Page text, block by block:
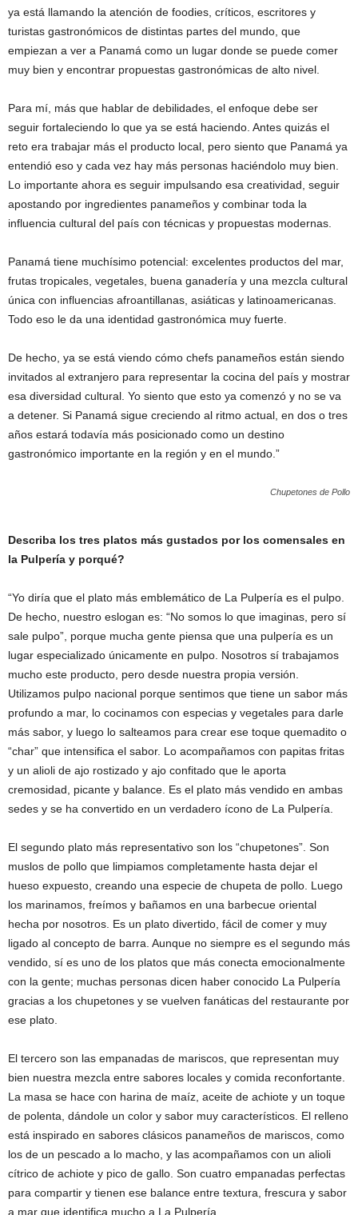
ya está llamando la atención de foodies, críticos, escritores y
turistas gastronómicos de distintas partes del mundo, que
empiezan a ver a Panamá como un lugar donde se puede comer
muy bien y encontrar propuestas gastronómicas de alto nivel.
Para mí, más que hablar de debilidades, el enfoque debe ser
seguir fortaleciendo lo que ya se está haciendo. Antes quizás el
reto era trabajar más el producto local, pero siento que Panamá ya
entendió eso y cada vez hay más personas haciéndolo muy bien.
Lo importante ahora es seguir impulsando esa creatividad, seguir
apostando por ingredientes panameños y combinar toda la
influencia cultural del país con técnicas y propuestas modernas.
Panamá tiene muchísimo potencial: excelentes productos del mar,
frutas tropicales, vegetales, buena ganadería y una mezcla cultural
única con influencias afroantillanas, asiáticas y latinoamericanas.
Todo eso le da una identidad gastronómica muy fuerte.
De hecho, ya se está viendo cómo chefs panameños están siendo
invitados al extranjero para representar la cocina del país y mostrar
esa diversidad cultural. Yo siento que esto ya comenzó y no se va
a detener. Si Panamá sigue creciendo al ritmo actual, en dos o tres
años estará todavía más posicionado como un destino
gastronómico importante en la región y en el mundo.”
Chupetones de Pollo
Describa los tres platos más gustados por los comensales en
la Pulpería y porqué?
“Yo diría que el plato más emblemático de La Pulpería es el pulpo.
De hecho, nuestro eslogan es: “No somos lo que imaginas, pero sí
sale pulpo”, porque mucha gente piensa que una pulpería es un
lugar especializado únicamente en pulpo. Nosotros sí trabajamos
mucho este producto, pero desde nuestra propia versión.
Utilizamos pulpo nacional porque sentimos que tiene un sabor más
profundo a mar, lo cocinamos con especias y vegetales para darle
más sabor, y luego lo salteamos para crear ese toque quemadito o
“char” que intensifica el sabor. Lo acompañamos con papitas fritas
y un alioli de ajo rostizado y ajo confitado que le aporta
cremosidad, picante y balance. Es el plato más vendido en ambas
sedes y se ha convertido en un verdadero ícono de La Pulpería.
El segundo plato más representativo son los “chupetones”. Son
muslos de pollo que limpiamos completamente hasta dejar el
hueso expuesto, creando una especie de chupeta de pollo. Luego
los marinamos, freímos y bañamos en una barbecue oriental
hecha por nosotros. Es un plato divertido, fácil de comer y muy
ligado al concepto de barra. Aunque no siempre es el segundo más
vendido, sí es uno de los platos que más conecta emocionalmente
con la gente; muchas personas dicen haber conocido La Pulpería
gracias a los chupetones y se vuelven fanáticas del restaurante por
ese plato.
El tercero son las empanadas de mariscos, que representan muy
bien nuestra mezcla entre sabores locales y comida reconfortante.
La masa se hace con harina de maíz, aceite de achiote y un toque
de polenta, dándole un color y sabor muy característicos. El relleno
está inspirado en sabores clásicos panameños de mariscos, como
los de un pescado a lo macho, y las acompañamos con un alioli
cítrico de achiote y pico de gallo. Son cuatro empanadas perfectas
para compartir y tienen ese balance entre textura, frescura y sabor
a mar que identifica mucho a La Pulpería.